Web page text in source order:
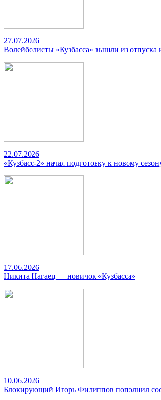
27.07.2026
Волейболисты «Кузбасса» вышли из отпуска
22.07.2026
«Кузбасс-2» начал подготовку к новому
17.06.2026
Никита Нагаец — новичок «Кузбасса»
10.06.2026
Блокирующий Игорь Филиппов пополнил